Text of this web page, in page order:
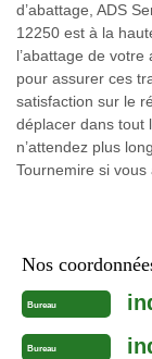
d’abattage, ADS
12250 est à la
l’abattage de
pour assurer ces
satisfaction sur le
déplacer dans tout
n’attendez plus
Tournemire si vous
Nos
Bureau
Bureau